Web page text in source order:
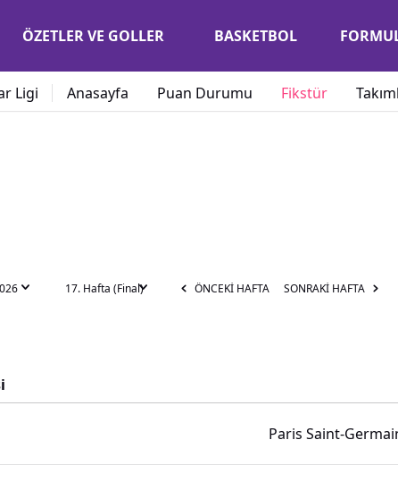
ÖZETLER VE GOLLER BASKETBOL
Ligi Anasayfa Puan Durumu Fikstür
17. Hafta (Final) ÖNCEKİ HAFTA SONRAKİ HAFTA
Paris Saint-